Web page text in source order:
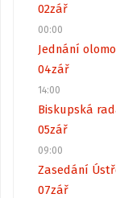
02zář
00:00
Jednání
04zář
14:00
Biskupská
05zář
09:00
Zasedání
07zář